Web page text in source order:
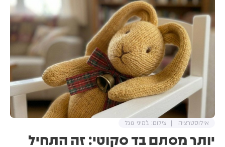
יותר מסתם בד סקוטי: זה התחיל
אילוסטרציה צילום: ג'מיני גוגל